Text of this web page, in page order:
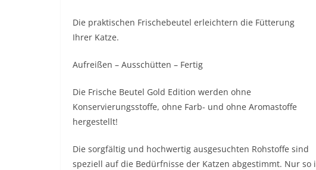
Die praktischen Frischebeutel erleichtern die Fütterung
Ihrer Katze.
Aufreißen – Ausschütten – Fertig
Die Frische Beutel Gold Edition werden ohne
Konservierungsstoffe, ohne Farb- und ohne Aromastoffe
hergestellt!
Die sorgfältig und hochwertig ausgesuchten Rohstoffe sind
speziell auf die Bedürfnisse der Katzen abgestimmt. Nur